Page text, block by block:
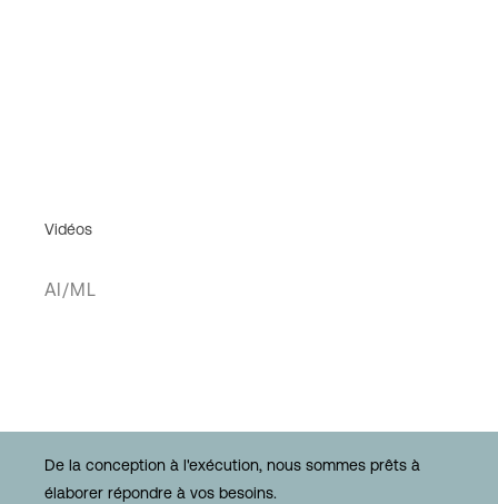
Vidéos
AI/ML
De la conception à l'exécution, nous sommes prêts à
élaborer répondre à vos besoins.